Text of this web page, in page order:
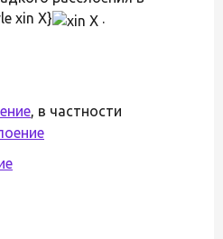
xin X}
.
, в частности